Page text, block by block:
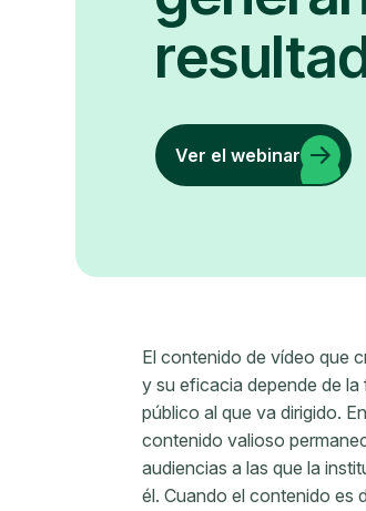
Ver el webinar
El contenido de vídeo que
y su eficacia depende de
público al que va dirigido.
contenido valioso
audiencias a las que la
él. Cuando el contenido es